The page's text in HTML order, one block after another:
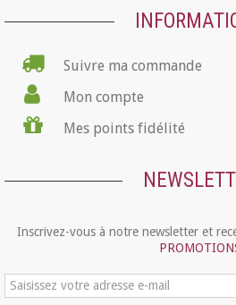
Suivre ma commande
Mon compte
Mes points fidélité
Inscrivez-vous à notre newsletter et